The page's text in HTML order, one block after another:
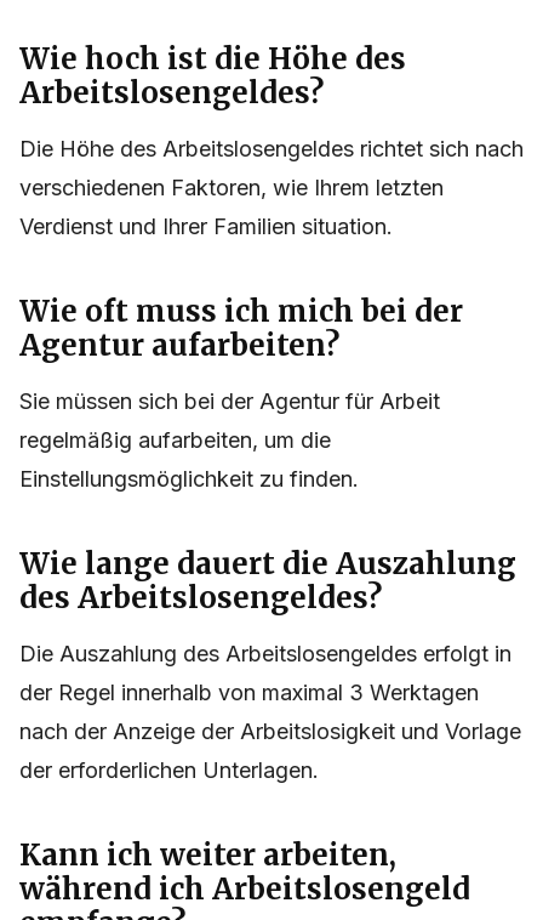
Wie hoch ist die Höhe des
Arbeitslosengeldes?
Die Höhe des Arbeitslosengeldes richtet sich nach
verschiedenen Faktoren, wie Ihrem letzten
Verdienst und Ihrer Familien situation.
Wie oft muss ich mich bei der
Agentur aufarbeiten?
Sie müssen sich bei der Agentur für Arbeit
regelmäßig aufarbeiten, um die
Einstellungsmöglichkeit zu finden.
Wie lange dauert die Auszahlung
des Arbeitslosengeldes?
Die Auszahlung des Arbeitslosengeldes erfolgt in
der Regel innerhalb von maximal 3 Werktagen
nach der Anzeige der Arbeitslosigkeit und Vorlage
der erforderlichen Unterlagen.
Kann ich weiter arbeiten,
während ich Arbeitslosengeld